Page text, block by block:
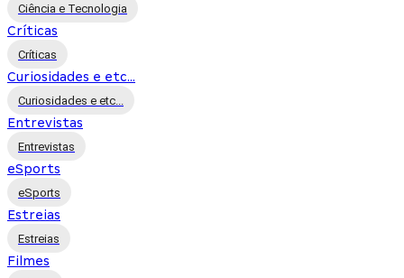
Ciência e Tecnologia
Críticas
Críticas
Curiosidades e etc...
Curiosidades e etc...
Entrevistas
Entrevistas
eSports
eSports
Estreias
Estreias
Filmes